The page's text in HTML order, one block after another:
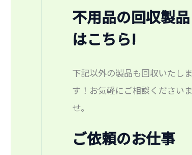
不用品の回収製品
はこちら!
下記以外の製品も回収いたしま
す！お気軽にご相談くださいま
せ。
ご依頼のお仕事